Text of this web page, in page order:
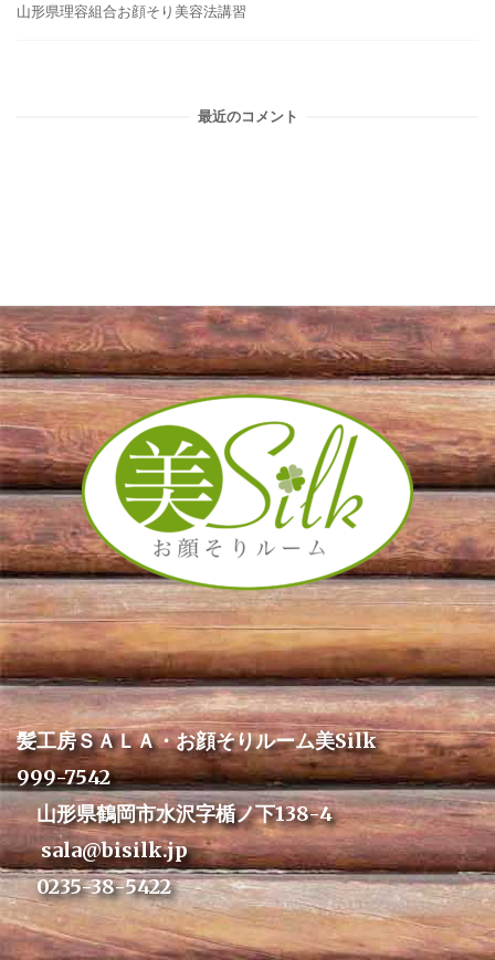
山形県理容組合お顔そり美容法講習
最近のコメント
髪工房ＳＡＬＡ・お顔そりルーム美Silk
999-7542
山形県鶴岡市水沢字楯ノ下138-4
sala@bisilk.jp
0235-38-5422